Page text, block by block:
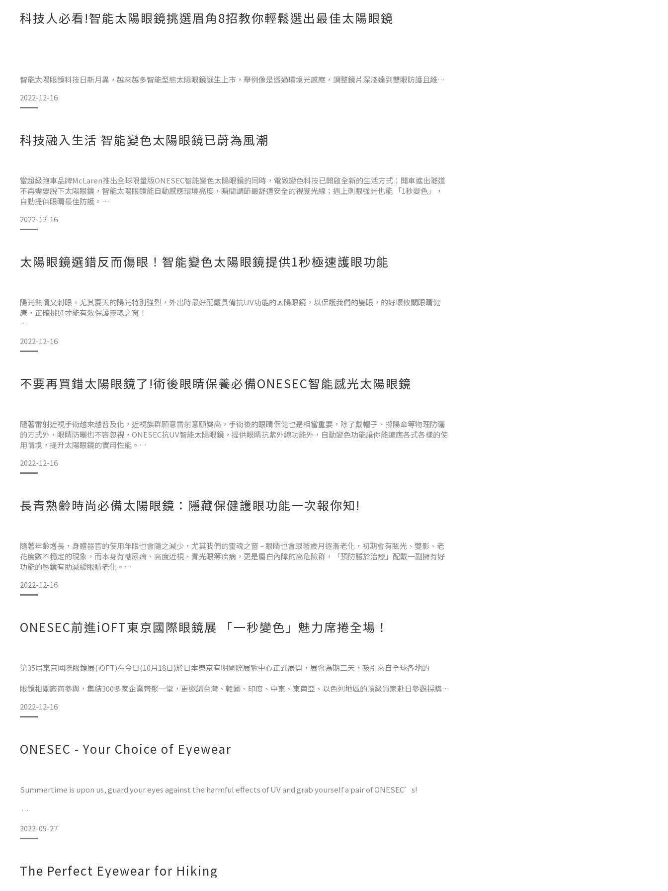
科技人必看!智能太陽眼鏡挑選眉角8招教你輕鬆選出最佳太陽眼鏡
智能太陽眼鏡科技日新月異，越來越多智能型態太陽眼鏡誕生上市，舉例像是透過環境光感應，調整鏡片深淺達到雙眼防護且維持
2022-12-16
科技融入生活 智能變色太陽眼鏡已蔚為風潮
當超級跑車品牌McLaren推出全球限量版ONESEC智能變色太陽眼鏡的同時，電致變色科技已開啟全新的生活方式；開車進出隧道
不再需要脫下太陽眼鏡，智能太陽眼鏡能自動感應環境亮度，瞬間調節最舒適安全的視覺光線；遇上刺眼強光也能 「1秒變色」，
自動提供眼睛最佳防護。
ONESEC品牌的瑞士創辦人表示「傳統太陽眼鏡在實用性上終究差了一點。」，於是將智能感光變色科技的晶片，結合極致省電的
液晶鏡片技術，融入傳統太陽眼鏡產品之中，打造3萬小時免充電的智能變色眼鏡，隨時感應環境光
2022-12-16
太陽眼鏡選錯反而傷眼！智能變色太陽眼鏡提供1秒極速護眼功能
陽光熱情又刺眼，尤其夏天的陽光特別強烈，外出時最好配戴具備抗UV功能的太陽眼鏡，以保護我們的雙眼，的好壞攸關眼睛健
康，正確挑選才能有效保護靈魂之窗！
2022-12-16
不要再買錯太陽眼鏡了!術後眼睛保養必備ONESEC智能感光太陽眼鏡
隨著雷射近視手術越來越普及化，近視族群願意雷射意願變高，手術後的眼睛保健也是相當重要，除了戴帽子、撐陽傘等物理防曬
的方式外，眼睛防曬也不容忽視，ONESEC抗UV智能太陽眼鏡，提供眼睛抗紫外線功能外，自動變色功能讓你能適應各式各樣的使
用情境，提升太陽眼鏡的實用性能。
術後神器太陽眼鏡，ONESEC一秒變色功能提供最強防護
2022-12-16
長青熟齡時尚必備太陽眼鏡：隱藏保健護眼功能一次報你知!
隨著年齡增長，身體器官的使用年限也會隨之減少，尤其我們的靈魂之窗 – 眼睛也會跟著歲月逐漸老化，初期會有眩光、雙影、老
花度數不穩定的現象，而本身有糖尿病、高度近視、青光眼等疾病，更是屬白內障的高危險群，「預防勝於治療」配戴一副擁有好
功能的墨鏡有助減緩眼睛老化。
ONESEC變色眼鏡具備多國專利認證變色鏡片，眼鏡能自動偵測環境光線，達到一秒變色的性能，讓配戴者雙眼擁有100%的防
護，長青族群可放心整日配戴，依據不同的情境眼鏡會自動調節鏡片色，走到哪戴到哪十
2022-12-16
ONESEC前進iOFT東京國際眼鏡展 「一秒變色」魅力席捲全場！
第35屆東京國際眼鏡展(iOFT)在今日(10月18日)於日本東京有明國際展覽中心正式展開，展會為期三天，吸引來自全球各地的
眼鏡相關廠商參與，集結300多家企業齊聚一堂，更邀請台灣、韓國、印度、中東、東南亞、以色列地區的頂級買家赴日參觀採購。
ONESEC創立僅約一年，今年首次參與iOFT，特將「電致科技、一秒變色」的時尚太陽眼鏡
多家企業對於ONESEC眼鏡結合電致變色技術護眼的創新科技表達驚艷！
展櫃設計
2022-12-16
ONESEC - Your Choice of Eyewear
Summertime is upon us, guard your eyes against the harmful effects of UV and grab yourself a pair of ONESEC’s!
Thanks to its innovative electrochromic tech, ONESEC automatically switches modes between shades and specs at the ri
2022-05-27
The Perfect Eyewear for Hiking